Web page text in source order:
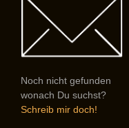
Noch nicht gefunden
wonach Du suchst?
Schreib mir doch!